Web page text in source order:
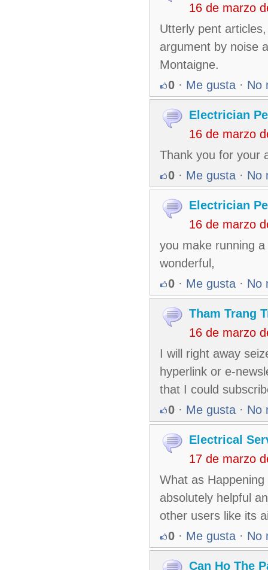
16 de marzo
Utterly pent
argument by noise
Montaigne.
0 · Me gusta · No
Electrician
16 de marzo
Thank you for your
0 · Me gusta · No
Electrician
16 de marzo
you make running
wonderful,
0 · Me gusta · No
Tham Trang
16 de marzo
I will right away
hyperlink or e-
that I could
0 · Me gusta · No
Electrical
17 de marzo
What as
absolutely helpful
other users like its
0 · Me gusta · No
Can Ho The